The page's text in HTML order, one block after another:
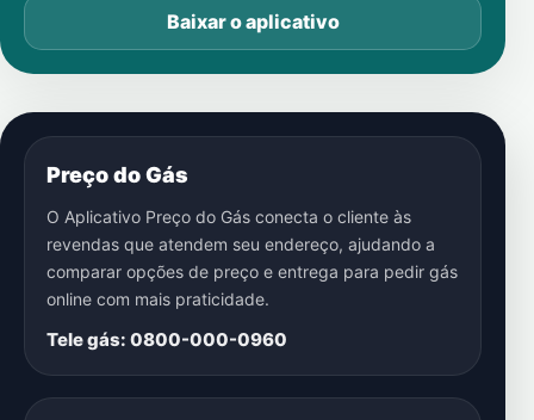
Baixar o aplicativo
Preço do Gás
O Aplicativo Preço do Gás conecta o cliente às
revendas que atendem seu endereço, ajudando a
comparar opções de preço e entrega para pedir gás
online com mais praticidade.
Tele gás: 0800-000-0960